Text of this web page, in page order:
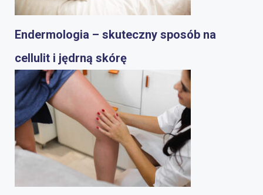
Endermologia – skuteczny sposób na
cellulit i jędrną skórę